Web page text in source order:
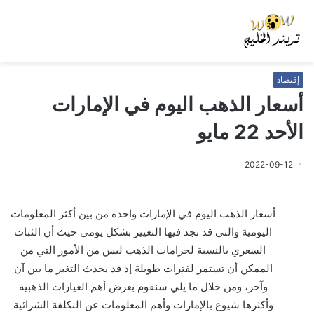
إقتصاد
أسعار الذهب اليوم في الإمارات
الأحد 22 مايو
2022-09-12
أسعار الذهب اليوم في الإمارات واحدة من بين أكثر المعلومات
اليومية والتي قد نجد فيها التغيير بشكل يومي حيث أن الثبات
السعري بالنسبة لجرامات الذهب ليس من الأمور التي من
الممكن أن تستمر لفترات طويلة إذ قد يحدث التغير ما بين آن
وآخر، ومن خلال ما يلي سنقوم بعرض أهم العيارات الذهبية
وأكثرها شيوع بالإمارات وأهم المعلومات عن التكلفة الشرائية